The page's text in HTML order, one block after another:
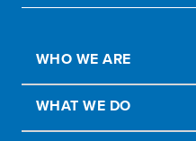
WHO WE ARE
WHAT WE DO